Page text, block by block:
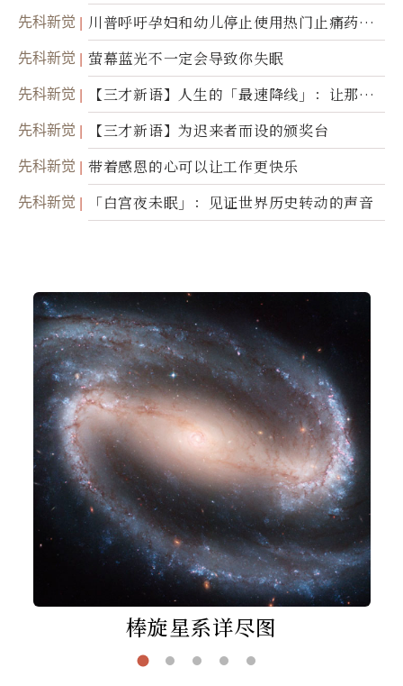
瞬」
先科新觉
川普呼吁孕妇和幼儿停止使用热门止痛药泰
诺
先科新觉 萤幕蓝光不一定会导致你失眠
先科新觉
【三才新语】人生的「最速降线」：让那道
光，带你滑向自己
先科新觉 【三才新语】为迟来者而设的颁奖台
先科新觉 带着感恩的心可以让工作更快乐
先科新觉 「白宫夜未眠」：见证世界历史转动的声音
棒旋星系详尽图